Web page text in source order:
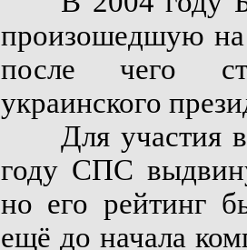
произошедшую
после чего
украинского
Для участия в
году СПС
но его рейтинг
ещё до начала